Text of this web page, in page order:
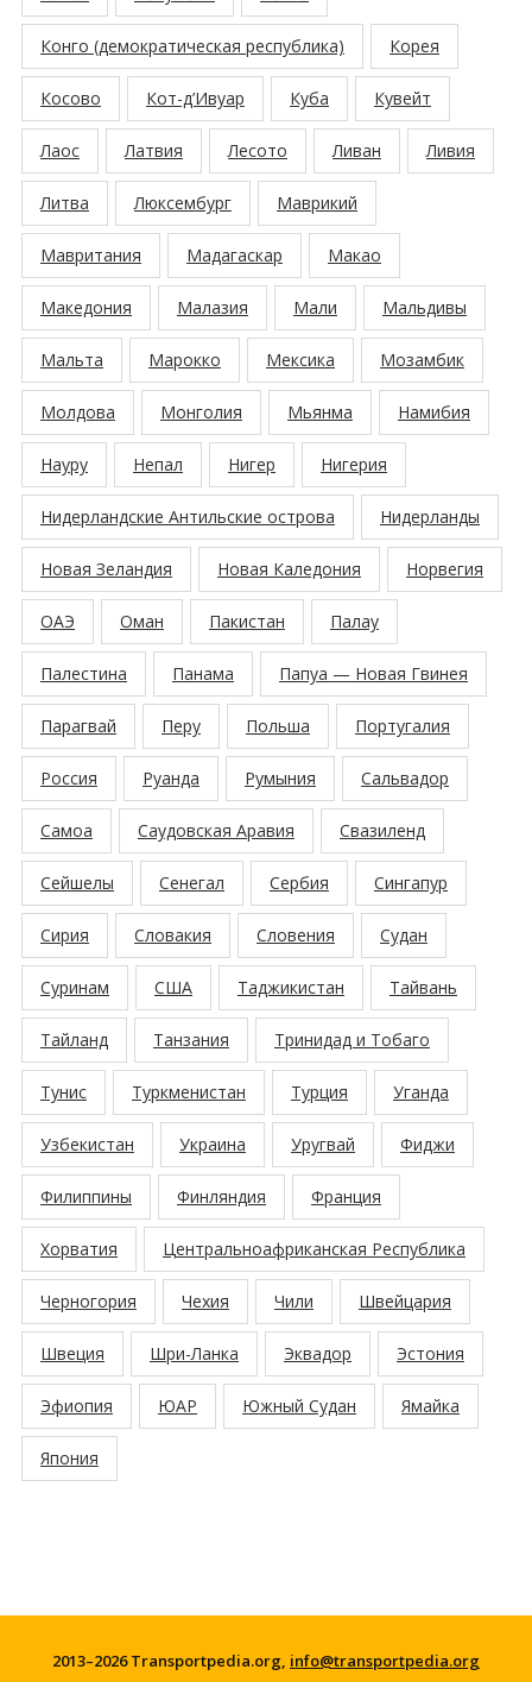
Конго (демократическая республика) Корея
Косово Кот-д’Ивуар Куба Кувейт
Лаос Латвия Лесото Ливан Ливия
Литва Люксембург Маврикий
Мавритания Мадагаскар Макао
Македония Малазия Мали Мальдивы
Мальта Марокко Мексика Мозамбик
Молдова Монголия Мьянма Намибия
Науру Непал Нигер Нигерия
Нидерландские Антильские острова Нидерланды
Новая Зеландия Новая Каледония Норвегия
ОАЭ Оман Пакистан Палау
Палестина Панама Папуа — Новая Гвинея
Парагвай Перу Польша Португалия
Россия Руанда Румыния Сальвадор
Самоа Саудовская Аравия Свазиленд
Сейшелы Сенегал Сербия Сингапур
Сирия Словакия Словения Судан
Суринам США Таджикистан Тайвань
Тайланд Танзания Тринидад и Тобаго
Тунис Туркменистан Турция Уганда
Узбекистан Украина Уругвай Фиджи
Филиппины Финляндия Франция
Хорватия Центральноафриканская Республика
Черногория Чехия Чили Швейцария
Швеция Шри-Ланка Эквадор Эстония
Эфиопия ЮАР Южный Судан Ямайка
Япония
2013–2026 Transportpedia.org, info@transportpedia.org